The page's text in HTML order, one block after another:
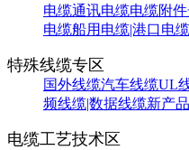
电缆通讯电缆电缆附件
电缆船用电缆|港口电缆
特殊线缆专区
国外线缆汽车线缆UL
频线缆|数据线缆新产
电缆工艺技术区